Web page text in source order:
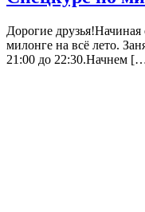
Дорогие
милонге на всё лето.
21:00 до 22:30.Начнем